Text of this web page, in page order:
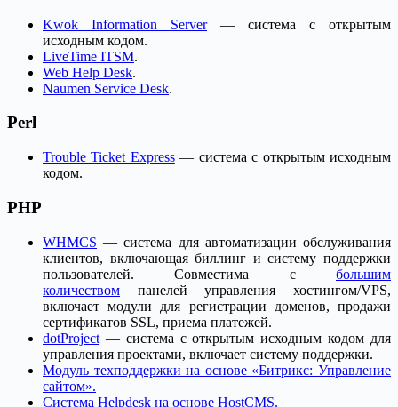
Kwok Information Server— система с открытым
исходным кодом.
LiveTime ITSM.
Web Help Desk.
Naumen Service Desk.
Perl
Trouble Ticket Express— система с открытым исходным
кодом.
PHP
WHMCS — система для автоматизации обслуживания
клиентов, включающая биллинг и систему поддержки
пользователей. Совместима с большим
количеством панелей управления хостингом/VPS,
включает модули для регистрации доменов, продажи
сертификатов SSL, приема платежей.
dotProject — система с открытым исходным кодом для
управления проектами, включает систему поддержки.
Модуль техподдержки на основе «Битрикс: Управление
сайтом».
Система Helpdesk на основе HostCMS.